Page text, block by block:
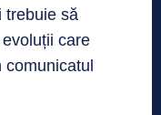
trebuie să
care